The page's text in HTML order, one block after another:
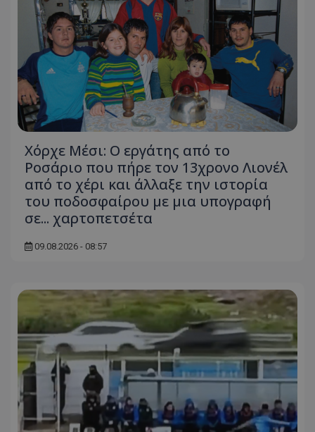
Χόρχε Μέσι: Ο εργάτης από το
Ροσάριο που πήρε τον 13χρονο Λιονέλ
από το χέρι και άλλαξε την ιστορία
του ποδοσφαίρου με μια υπογραφή
σε... χαρτοπετσέτα
09.08.2026 - 08:57